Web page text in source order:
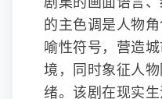
的主色调是人物
喻性符号，营造
境，同时象征人
绪。该剧在现实